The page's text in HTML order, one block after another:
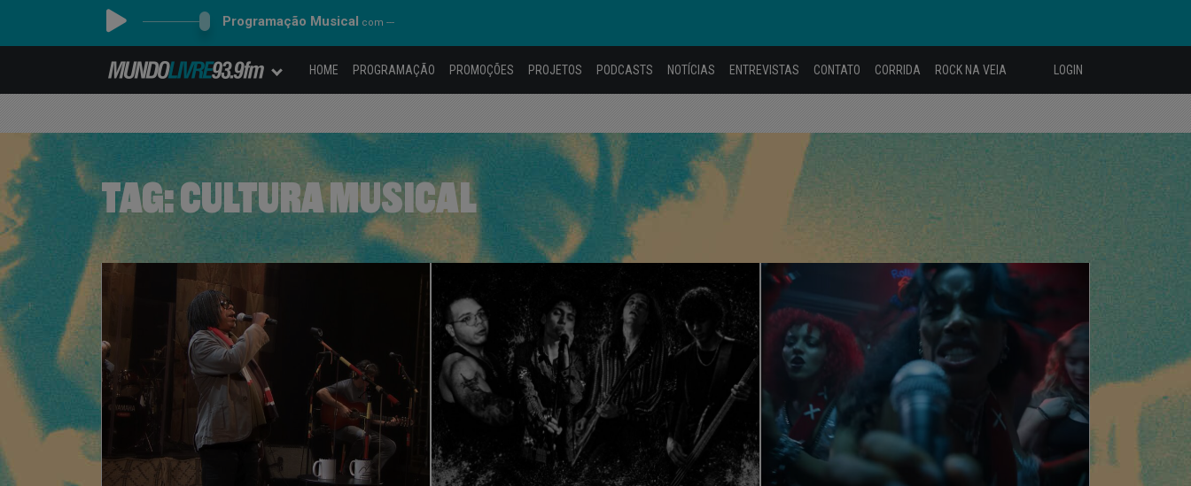
Programação Musical com ---
HOME PROGRAMAÇÃO PROMOÇÕES PROJETOS PODCASTS NOTÍCIAS ENTREVISTAS CONTATO CORRIDA ROCK NA VEIA LOGIN
TAG:CULTURA MUSICAL